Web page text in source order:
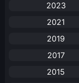
Animation การ์ตูน
Animation อนิเมะ
2023
2021
2019
2017
2015